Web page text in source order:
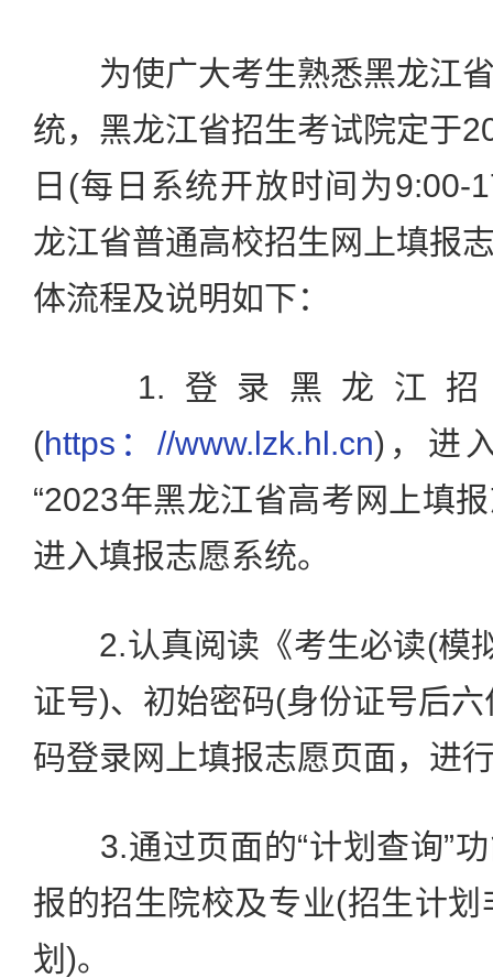
为使广大考生熟悉黑龙江省
统，黑龙江省招生考试院定于
日(每日系统开放时间为9:00-
龙江省普通高校招生网上填报
体流程及说明如下：
1.登录黑龙江招
(https：//www.lzk.hl.cn)，进
“2023年黑龙江省高考网上填
进入填报志愿系统。
2.认真阅读《考生必读(模
证号)、初始密码(身份证号后
码登录网上填报志愿页面，进
3.通过页面的“计划查询”功
报的招生院校及专业(招生计
划)。